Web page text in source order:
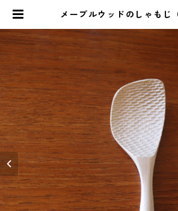
メープルウッドのしゃもじ
暮らしの雑貨店